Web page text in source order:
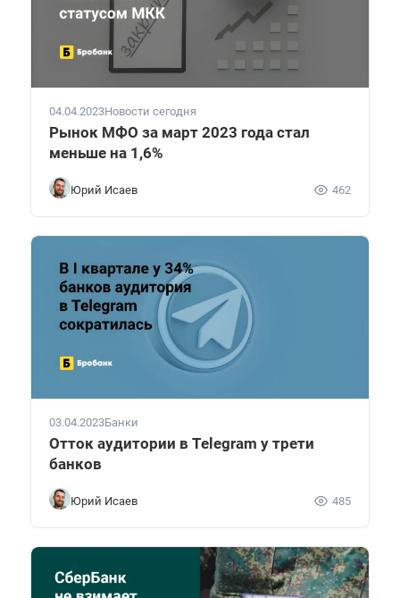
04.04.2023Новости сегодня
Рынок МФО за март 2023 года стал
меньше на 1,6%
Юрий Исаев 462
03.04.2023Банки
Отток аудитории в Telegram у трети
банков
Юрий Исаев 485